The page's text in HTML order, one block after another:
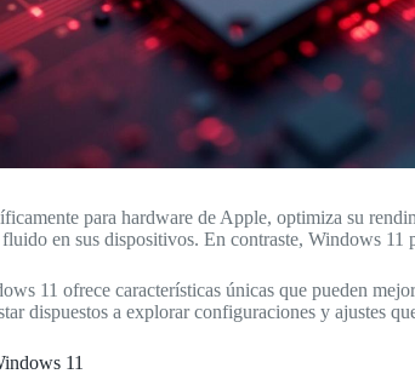
para hardware de Apple, optimiza su
en sus dispositivos. En contraste, Windows
11 ofrece características únicas que pueden
dispuestos a explorar configuraciones y ajustes
11